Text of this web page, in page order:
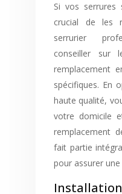
Si vos serrures
crucial de les
serrurier
conseiller sur
remplacement
spécifiques. En
haute qualité,
votre domicile
remplacement
fait partie
pour assurer